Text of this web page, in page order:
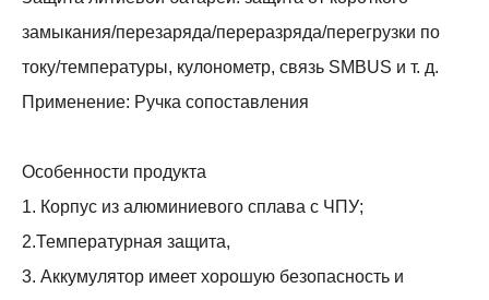
замыкания/перезаряда/переразряда/перегрузки по
току/температуры, кулонометр, связь SMBUS и т. д.
Применение: Ручка сопоставления
Особенности продукта
1. Корпус из алюминиевого сплава с ЧПУ;
2.Температурная защита,
3. Аккумулятор имеет хорошую безопасность и